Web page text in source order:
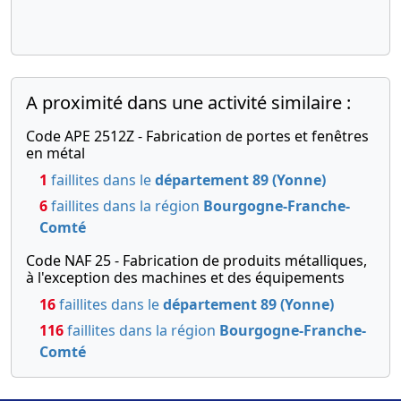
de directeur
02-
2016
du
président,
commissaire
à la
transformation,
Statuts
Réduction
A proximité dans une activité similaire :
Code APE 2512Z - Fabrication de portes et fenêtres
en métal
1 faillites dans ledépartement 89 (Yonne)
6faillites dans la région Bourgogne-Franche-
Comté
Code NAF 25 - Fabrication de produits métalliques,
à l'exception des machines et des équipements
16faillites dans ledépartement 89 (Yonne)
116faillites dans la région Bourgogne-Franche-
Comté